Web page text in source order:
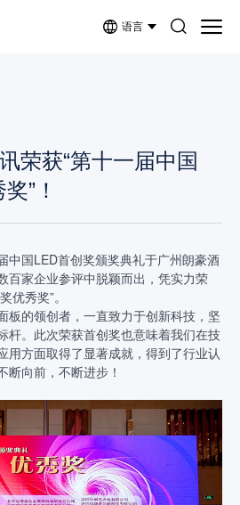
语言
荣获“第十一届中国
”！
中国LED首创奖颁奖典礼于广州朗豪酒
百家企业参评中脱颖而出，凭实力荣
优秀奖”。
板的领创者，一直致力于创新科技，坚
杆。此次荣获首创奖也意味着我们在技
用方面取得了显著成就，得到了行业认
断向前，不断进步！